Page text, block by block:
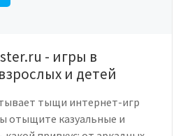
- игры в
и детей
тыщи интернет-игр
отыщите казуальные и